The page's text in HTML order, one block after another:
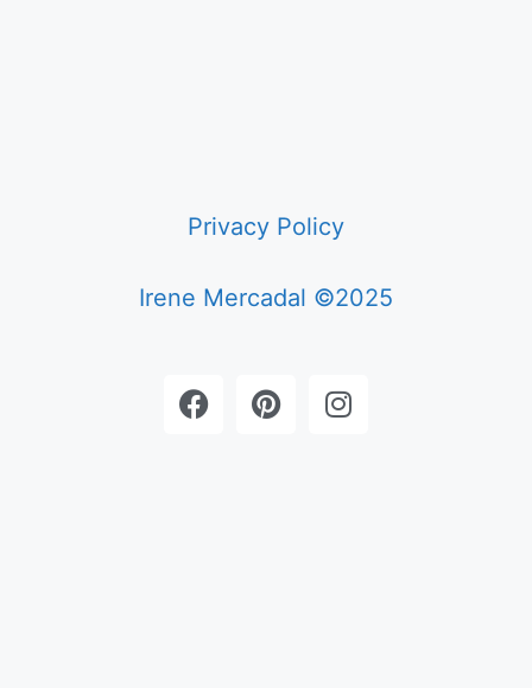
Privacy Policy
Irene Mercadal ©2025